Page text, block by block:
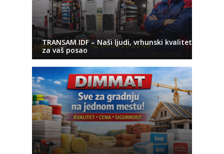
TRANSAM IDF – Naši ljudi, vrhunski kvalitet
za vaš posao